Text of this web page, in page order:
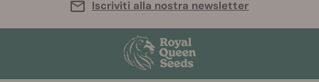
Iscriviti alla nostra newsletter